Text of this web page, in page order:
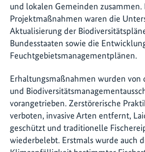
und lokalen Gemeinden zusammen.
Projektmaßnahmen waren die
Aktualisierung der
Bundesstaaten sowie die
Feuchtgebietsmanagementplänen.
Erhaltungsmaßnahmen wurden von
und
vorangetrieben. Zerstörerische
verboten, invasive Arten entfernt,
geschützt und traditionelle
wiederbelebt. Erstmals wurde auch